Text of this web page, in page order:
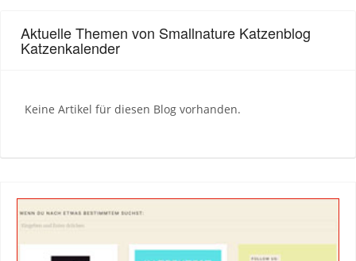
Aktuelle Themen von Smallnature Katzenblog
Katzenkalender
Keine Artikel für diesen Blog vorhanden.